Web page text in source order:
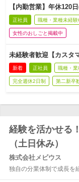
【内勤営業】年休120
正社員 職種・業種未経験
女性のおしごと掲載中
未経験者歓迎【カスタ
新着 正社員 職種・
完全週休2日制 第二新卒
経験を活かせる
（土日休み）
株式会社メビウス
独自の分業体制で成長を